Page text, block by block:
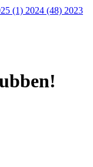
(1) 2024 (48) 2023